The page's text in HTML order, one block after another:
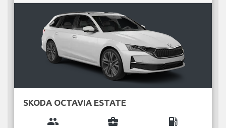
SKODA OCTAVIA ESTATE
group business_center local_gas_station